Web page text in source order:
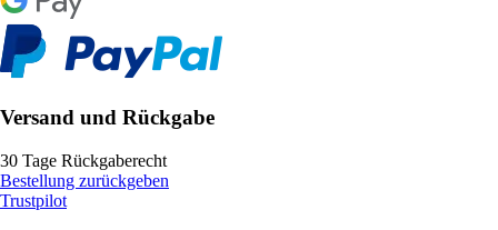
Versand und Rückgabe
30 Tage Rückgaberecht
Bestellung zurückgeben
Trustpilot